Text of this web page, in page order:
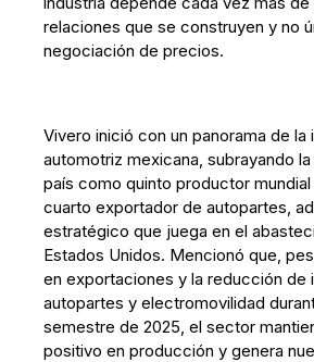
relaciones que se construyen y no
negociación de precios.
Vivero inició con un panorama de la
automotriz mexicana, subrayando
país como quinto productor
cuarto exportador de autopartes,
estratégico que juega en el
Estados Unidos. Mencionó que,
en exportaciones y la reducción de
autopartes y electromovilidad
semestre de 2025, el sector
positivo en producción y genera